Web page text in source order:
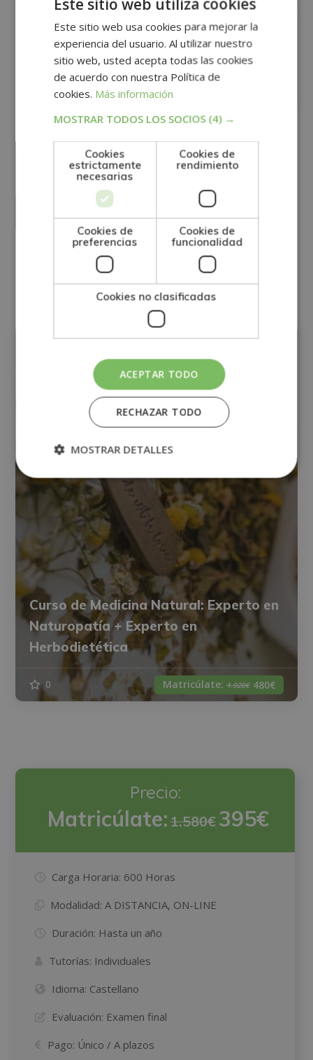
Finalidad del Tratamiento: Tratamos la información que nos facilita con el
fin de enviarle correos electrónicos de tipo comercial relacionado con
los productos ofrecidos y otros tipo de productos que fueran de su
Legitimación del tratamiento: Consentimiento del interesado.
Derechos: Puede ejercitar sus derechos identificándose suficientemente,
dirigiéndose a la dirección direccion@grupotarraco.com.
Desea recibir información comercial (vía telefónica y/o email):
Otras titulaciones
NUTRICIÓN Y DIETÉTICA
Curso de Medicina Natural: Experto en
Naturopatía + Experto en
Herbodietética
0 Matricúlate:1.920€ 480€
Precio:
Matricúlate:1.580€ 395€
Carga Horaria: 600 Horas
Modalidad: A DISTANCIA, ON-LINE
Duración: Hasta un año
Tutorías: Individuales
Idioma: Castellano
Evaluación: Examen final
Pago: Único / A plazos
Este sitio web usa cookies para mejorar la
experiencia del usuario. Al utilizar nuestro
sitio web, usted acepta todas las cookies
de acuerdo con nuestra Política de
cookies. Más información
MOSTRAR TODOS LOS SOCIOS (4) →
Cookies
estrictamente
necesarias
Cookies de
rendimiento
Cookies de
preferencias
Cookies de
funcionalidad
Cookies no clasificadas
ACEPTAR TODO
RECHAZAR TODO
MOSTRAR DETALLES